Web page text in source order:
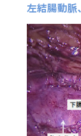
左結腸動脈